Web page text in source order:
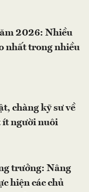
2026: Nhiều
nhất trong nhiều
chàng kỹ sư về
ít người nuôi
trưởng: Nâng
hiện các chủ